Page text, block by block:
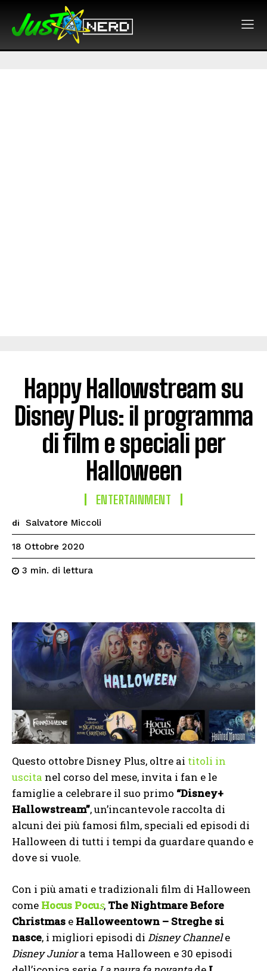
Happy Hallowstream su
Disney Plus: il programma
di film e speciali per
Halloween
ENTERTAINMENT
di Salvatore Miccoli
18 Ottobre 2020
3 min. di lettura
Questo ottobre Disney Plus, oltre ai titoli in
uscita nel corso del mese, invita i fan e le
famiglie a celebrare il suo primo “Disney+
Hallowstream”, un’incantevole raccolta di
alcuni dei più famosi film, speciali ed episodi di
Halloween di tutti i tempi da guardare quando e
dove si vuole.
Con i più amati e tradizionali film di Halloween
come Hocus Pocus, The Nightmare Before
Christmas e Halloweentown – Streghe si
nasce, i migliori episodi di Disney Channele
Disney Juniora tema Halloween e 30 episodi